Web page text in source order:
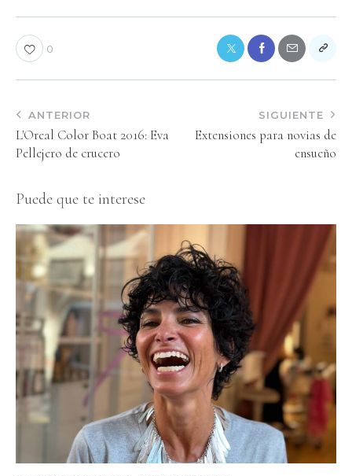
0
ANTERIOR
L'Oreal Color Boat 2016: Eva
Pellejero de crucero
SIGUIENTE
Extensiones para novias de
ensueño
Puede que te interese